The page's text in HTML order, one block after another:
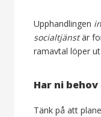
Upphandlingen
socialtjänstär
ramavtal löper
Har ni
Tänk på att